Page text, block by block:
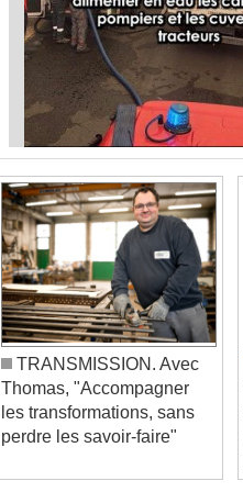
TRANSMISSION. Avec
Thomas, "Accompagner
les transformations, sans
perdre les savoir-faire"